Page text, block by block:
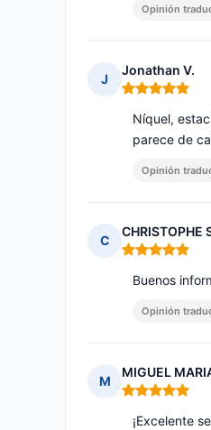
Opinión
J
Jonathan V.
Nota: 5 de 5
Níquel,
parece de
Opinión
C
CHRISTOPHE
Nota: 5 de 5
Buenos
Opinión
M
MIGUEL
Nota: 5 de 5
¡Excelente